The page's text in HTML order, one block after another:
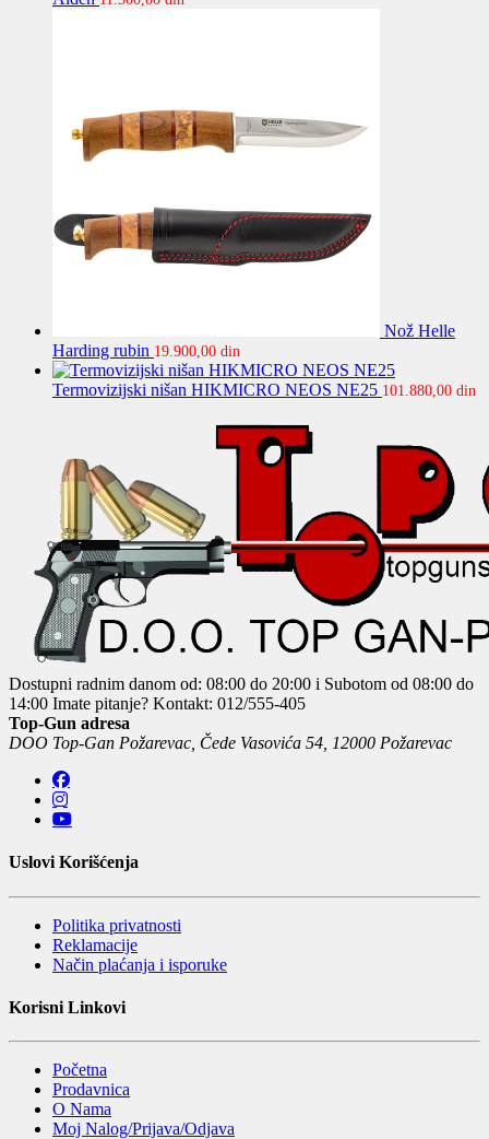
Nož Helle
Harding rubin 19.900,00 din
Termovizijski nišan HIKMICRO NEOS NE25 101.880,00 din
Dostupni radnim danom od: 08:00 do 20:00 i Subotom od 08:00 do
14:00 Imate pitanje? Kontakt: 012/555-405
Top-Gun adresa
DOO Top-Gan Požarevac, Čede Vasovića 54, 12000 Požarevac
Uslovi Korišćenja
Politika privatnosti
Reklamacije
Način plaćanja i isporuke
Korisni Linkovi
Početna
Prodavnica
O Nama
Moj Nalog/Prijava/Odjava